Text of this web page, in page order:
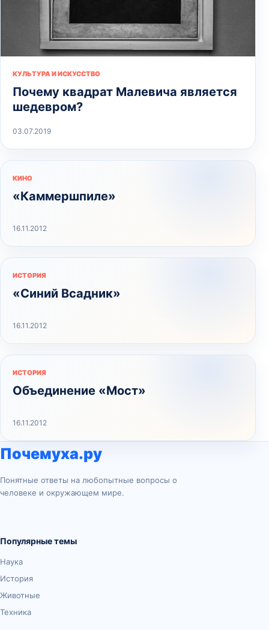
КУЛЬТУРА И ИСКУССТВО
Почему квадрат Малевича является
шедевром?
03.07.2019
КИНО
«Каммершпиле»
16.11.2012
ИСТОРИЯ
«Синий Всадник»
16.11.2012
ИСТОРИЯ
Объединение «Мост»
16.11.2012
Почемуха.ру
Понятные ответы на любопытные вопросы о
человеке и окружающем мире.
Популярные темы
Наука
История
Животные
Техника